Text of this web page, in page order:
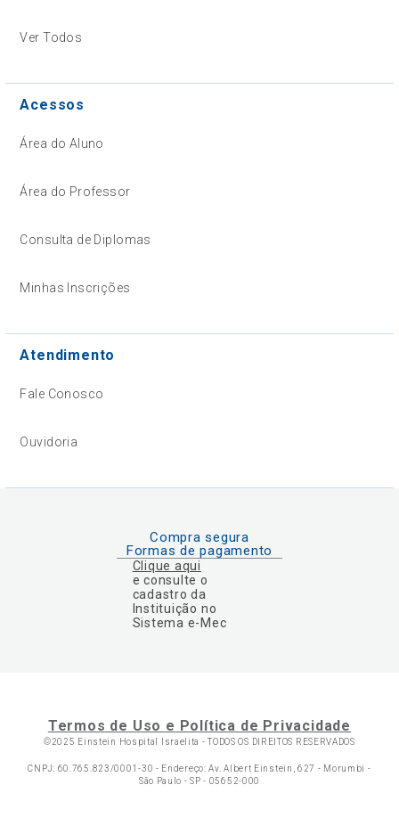
Ver Todos
Acessos
Área do Aluno
Área do Professor
Consulta de Diplomas
Minhas Inscrições
Atendimento
Fale Conosco
Ouvidoria
Compra segura
Formas de pagamento
Clique aqui
e consulte o
cadastro da
Instituição no
Sistema e-Mec
Termos de Uso e Política de Privacidade
©2025 Einstein Hospital Israelita -TODOS OS DIREITOS RESERVADOS
CNPJ: 60.765.823/0001-30 - Endereço: Av. Albert Einstein, 627 - Morumbi -
São Paulo - SP - 05652-000